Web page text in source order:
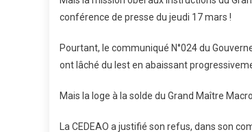
conférence de presse du jeudi 17 mars !
Pourtant, le communiqué N°024 du
ont lâché du lest en abaissant
Mais la loge à la solde du Grand Maître
La CEDEAO a justifié son refus, dans son